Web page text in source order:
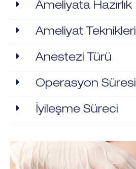
Ameliyata Hazırlık
Ameliyat Teknikleri
Anestezi Türü
Operasyon Süresi
İyileşme Süreci